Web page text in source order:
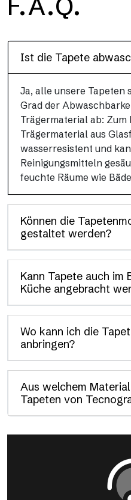
H2O ist die wasserdichte
für Duschkabinen und
F.A.Q.
Ist die Tapete
Ja, alle unsere Tapeten
Grad der
Trägermaterial ab: Zum
Trägermaterial aus
wasserresistent und
Reinigungsmitteln
feuchte Räume wie
Können die
gestaltet werden?
Kann Tapete auch im
Küche angebracht
Wo kann ich die
anbringen?
Aus welchem
Tapeten von